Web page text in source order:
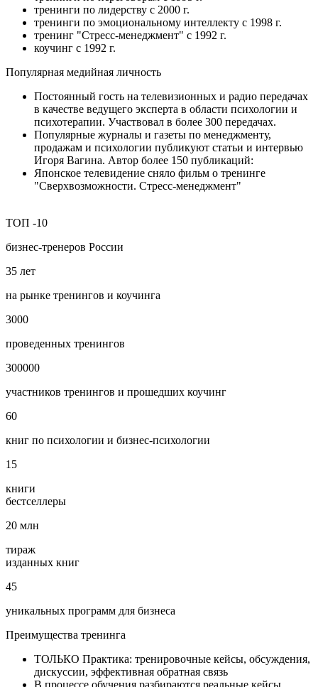
тренинги по лидерству с 2000 г.
тренинги по эмоциональному интеллекту с 1998 г.
тренинг "Стресс-менеджмент" с 1992 г.
коучинг с 1992 г.
Популярная медийная личность
Постоянный гость на телевизионных и радио передачах
в качестве ведущего эксперта в области психологии и
психотерапии. Участвовал в более 300 передачах.
Популярные журналы и газеты по менеджменту,
продажам и психологии публикуют статьи и интервью
Игоря Вагина. Автор более 150 публикаций:
Японское телевидение сняло фильм о тренинге
"Сверхвозможности. Стресс-менеджмент"
ТОП -10
бизнес‑тренеров России
35 лет
на рынке тренингов и коучинга
3000
проведенных тренингов
300000
участников тренингов и прошедших коучинг
60
книг по психологии и бизнес‑психологии
15
книги
бестселлеры
20 млн
тираж
изданных книг
45
уникальных программ для бизнеса
Преимущества тренинга
ТОЛЬКО Практика: тренировочные кейсы, обсуждения,
дискуссии, эффективная обратная связь
В процессе обучения разбираются реальные кейсы